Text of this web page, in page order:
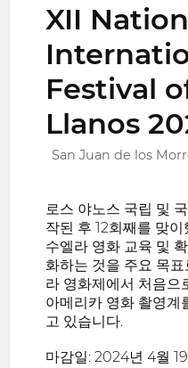
XII
Festival
Llanos
San Juan de los
로스 야노스 국립 및
작된 후 12회째를 맞
수엘라 영화 교육 및
화하는 것을 주요 목
라 영화제에서 처음으
아메리카 영화 촬영계
고 있습니다.
마감일: 2024년 4월